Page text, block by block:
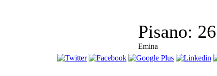
Pisano:
Emina